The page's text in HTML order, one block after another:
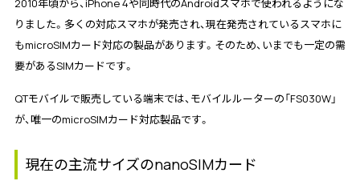
2010年頃から、iPhone 4や同時代のAndroidスマホで使われるようにな
りました。多くの対応スマホが発売され、現在発売されているスマホに
もmicroSIMカード対応の製品があります。そのため、いまでも一定の需
要があるSIMカードです。
QTモバイルで販売している端末では、モバイルルーターの「FS030W」
が、唯一のmicroSIMカード対応製品です。
現在の主流サイズのnanoSIMカード